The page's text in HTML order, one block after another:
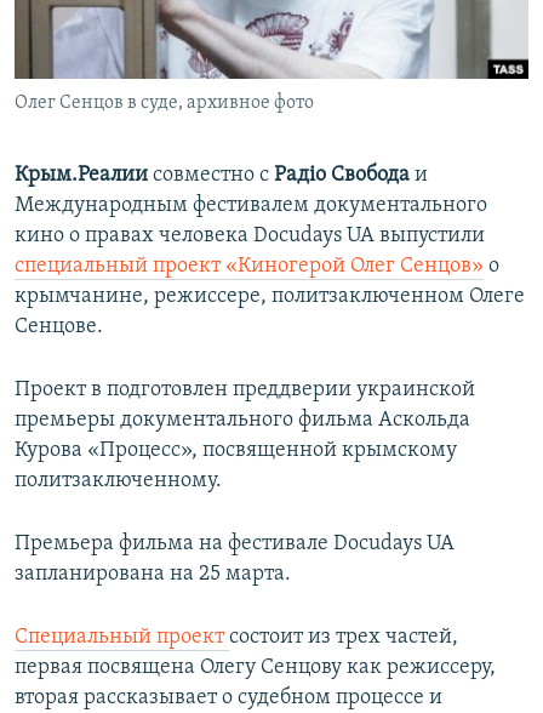
ПОБЕДИТЕЛЕЙ НЕ СУДЯТ?
КРЫМ.НЕПОКОРЕННЫЙ
ELIFBE
ПРИСОЕДИНЯЙТЕСЬ!
Все сайты RFE/RL
Олег Сенцов в суде, архивное фото
Крым.Реалии совместно с Радiо Свобода и
Международным фестивалем документального
кино о правах человека Docudays UA выпустили
специальный проект «Киногерой Олег Сенцов» о
крымчанине, режиссере, политзаключенном Олеге
Сенцове.
Проект в подготовлен преддверии украинской
премьеры документального фильма Аскольда
Курова «Процесс», посвященной крымскому
политзаключенному.
Премьера фильма на фестивале Docudays UA
запланирована на 25 марта.
Специальный проектсостоит из трех частей,
первая посвящена Олегу Сенцову как режиссеру,
вторая рассказывает о судебном процессе и